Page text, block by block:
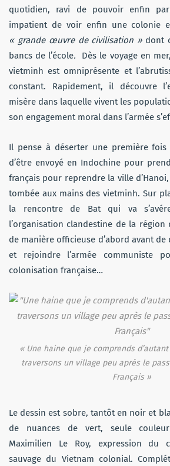
quotidien, ravi de pouvoir enfin
impatient de voir enfin une colonie
« grande œuvre de civilisation » dont
bancs de l’école. Dès le voyage en
vietminh est omniprésente et
constant. Rapidement, il découvre
misère dans laquelle vivent les
son engagement moral dans l’armée
Il pense à déserter une première fois
d’être envoyé en Indochine pour
français pour reprendre la ville
tombée aux mains des vietminh. Sur
la rencontre de Bat qui va
l’organisation clandestine de la région
de manière officieuse d’abord avant
et rejoindre l’armée communiste
colonisation française…
« Une haine que je comprends
traversons un village peu après le
Français »
Le dessin est sobre, tantôt en noir et
de nuances de vert, seule
Maximilien Le Roy, expression du
sauvage du Vietnam colonial.